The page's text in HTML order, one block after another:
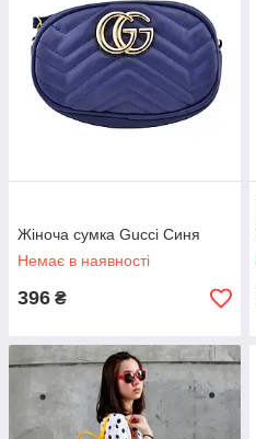
Жіноча сумка Gucci Синя
Немає в наявності
396 ₴